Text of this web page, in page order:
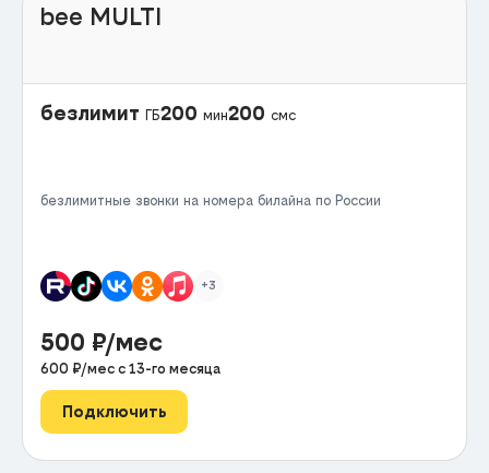
bee MULTI
безлимит ГБ200 мин200 смс
безлимитные звонки на номера билайна по России
+3
500 ₽/мес
600 ₽/мес с 13-го месяца
Подключить